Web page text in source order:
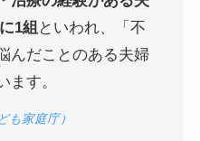
1組 といわれ、「不
んだことのある夫婦
ます。
も家庭庁）